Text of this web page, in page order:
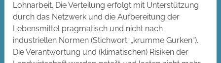
Lohnarbeit. Die Verteilung erfolgt mit Unterstützung
durch das Netzwerk und die Aufbereitung der
Lebensmittel pragmatisch und nicht nach
industriellen Normen (Stichwort: „krumme Gurken“).
Die Verantwortung und (klimatischen) Risiken der